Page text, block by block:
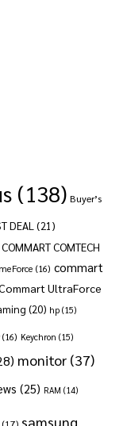
(138) Buyer’s
DEAL (21)
COMMART COMTECH
(16) commart
UltraForce
(20) hp (15)
(16) Keychron (15)
monitor (37)
(25) RAM (14)
samsung